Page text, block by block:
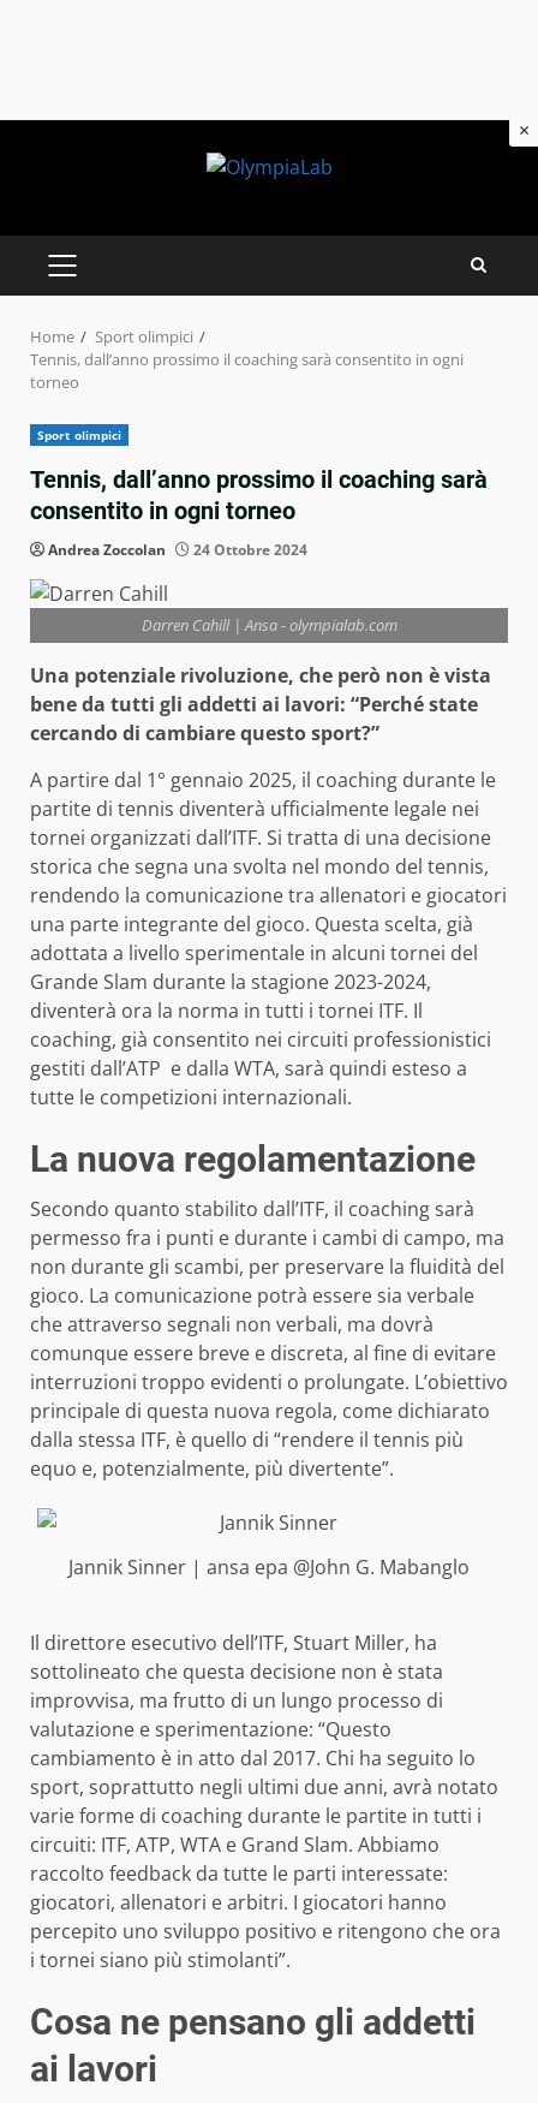
PRIMARY
MENU
Home
Sport olimpici
Tennis, dall’anno prossimo il coaching sarà consentito in ogni
torneo
Sport olimpici
Tennis, dall’anno prossimo il coaching sarà
consentito in ogni torneo
Andrea Zoccolan 24 Ottobre 2024
Darren Cahill | Ansa - olympialab.com
Una potenziale rivoluzione, che però non è vista
bene da tutti gli addetti ai lavori: “Perché state
cercando di cambiare questo sport?”
A partire dal 1° gennaio 2025, il coaching durante le
partite di tennis diventerà ufficialmente legale nei
tornei organizzati dall’ITF. Si tratta di una decisione
storica che segna una svolta nel mondo del tennis,
rendendo la comunicazione tra allenatori e giocatori
una parte integrante del gioco. Questa scelta, già
adottata a livello sperimentale in alcuni tornei del
Grande Slam durante la stagione 2023-2024,
diventerà ora la norma in tutti i tornei ITF. Il
coaching, già consentito nei circuiti professionistici
gestiti dall’ATP e dalla WTA, sarà quindi esteso a
tutte le competizioni internazionali.
La nuova regolamentazione
Secondo quanto stabilito dall’ITF, il coaching sarà
permesso fra i punti e durante i cambi di campo, ma
non durante gli scambi, per preservare la fluidità del
gioco. La comunicazione potrà essere sia verbale
che attraverso segnali non verbali, ma dovrà
comunque essere breve e discreta, al fine di evitare
interruzioni troppo evidenti o prolungate. L’obiettivo
principale di questa nuova regola, come dichiarato
dalla stessa ITF, è quello di “rendere il tennis più
equo e, potenzialmente, più divertente”.
Jannik Sinner | ansa epa @John G. Mabanglo
Il direttore esecutivo dell’ITF, Stuart Miller, ha
sottolineato che questa decisione non è stata
improvvisa, ma frutto di un lungo processo di
valutazione e sperimentazione: “Questo
cambiamento è in atto dal 2017. Chi ha seguito lo
sport, soprattutto negli ultimi due anni, avrà notato
varie forme di coaching durante le partite in tutti i
circuiti: ITF, ATP, WTA e Grand Slam. Abbiamo
raccolto feedback da tutte le parti interessate:
giocatori, allenatori e arbitri. I giocatori hanno
percepito uno sviluppo positivo e ritengono che ora
i tornei siano più stimolanti”.
Cosa ne pensano gli addetti
ai lavori
×